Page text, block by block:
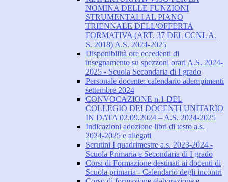
NOMINA DELLE FUNZIONI
STRUMENTALI AL PIANO
TRIENNALE DELL'OFFERTA
FORMATIVA (ART. 37 DEL CCNL A.
S. 2018) A.S. 2024-2025
Disponibilità ore eccedenti di
insegnamento su spezzoni orari A.S. 2024-
2025 - Scuola Secondaria di I grado
Personale docente: calendario adempimenti
settembre 2024
CONVOCAZIONE n.1 DEL
COLLEGIO DEI DOCENTI UNITARIO
IN DATA 02.09.2024 – A.S. 2024-2025
Indicazioni adozione libri di testo a.s.
2024-2025 e allegati
Scrutini I quadrimestre a.s. 2023-2024 -
Scuola Primaria e Secondaria di I grado
Corsi di Formazione destinati ai docenti di
Scuola primaria - Calendario degli incontri